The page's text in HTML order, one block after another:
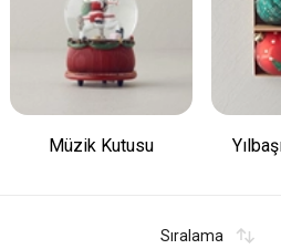
Müzik Kutusu
Sıralama